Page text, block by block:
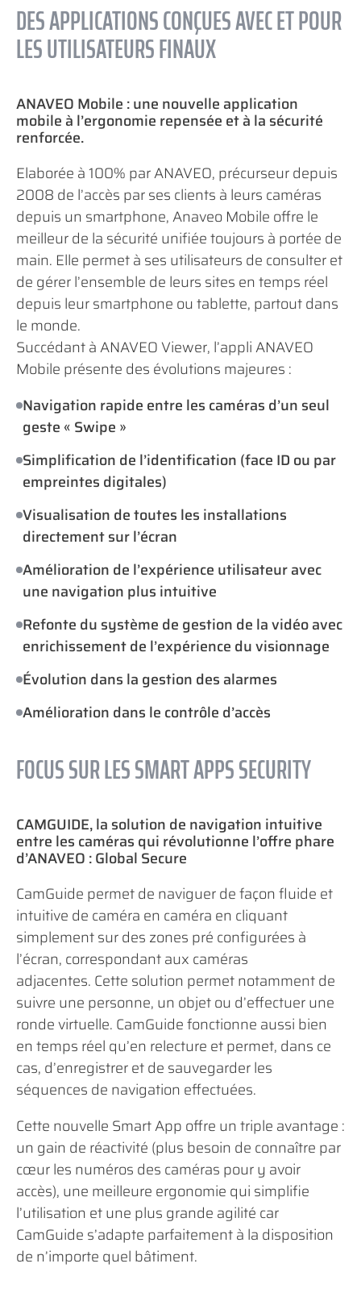
DES APPLICATIONS CONÇUES AVEC ET POUR
LES UTILISATEURS FINAUX
ANAVEO Mobile : une nouvelle application
mobile à l’ergonomie repensée et à la sécurité
renforcée.
Elaborée à 100% par ANAVEO, précurseur depuis
2008 de l’accès par ses clients à leurs caméras
depuis un smartphone, Anaveo Mobile offre le
meilleur de la sécurité unifiée toujours à portée de
main. Elle permet à ses utilisateurs de consulter et
de gérer l’ensemble de leurs sites en temps réel
depuis leur smartphone ou tablette, partout dans
le monde.
Succédant à ANAVEO Viewer, l’appli ANAVEO
Mobile présente des évolutions majeures :
Navigation rapide entre les caméras d’un seul
geste « Swipe »
Simplification de l’identification (face ID ou par
empreintes digitales)
Visualisation de toutes les installations
directement sur l’écran
Amélioration de l’expérience utilisateur avec
une navigation plus intuitive
Refonte du système de gestion de la vidéo avec
enrichissement de l’expérience du visionnage
Évolution dans la gestion des alarmes
Amélioration dans le contrôle d’accès
FOCUS SUR LES SMART APPS SECURITY
CAMGUIDE, la solution de navigation intuitive
entre les caméras qui révolutionne l’offre phare
d’ANAVEO : Global Secure
CamGuide permet de naviguer de façon fluide et
intuitive de caméra en caméra en cliquant
simplement sur des zones pré configurées à
l’écran, correspondant aux caméras
adjacentes. Cette solution permet notamment de
suivre une personne, un objet ou d’effectuer une
ronde virtuelle. CamGuide fonctionne aussi bien
en temps réel qu’en relecture et permet, dans ce
cas, d’enregistrer et de sauvegarder les
séquences de navigation effectuées.
Cette nouvelle Smart App offre un triple avantage :
un gain de réactivité (plus besoin de connaître par
cœur les numéros des caméras pour y avoir
accès), une meilleure ergonomie qui simplifie
l’utilisation et une plus grande agilité car
CamGuide s’adapte parfaitement à la disposition
de n’importe quel bâtiment.